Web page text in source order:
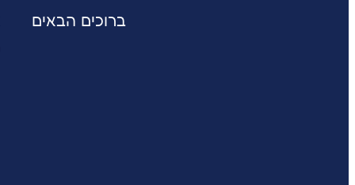
ברוכים הבאים